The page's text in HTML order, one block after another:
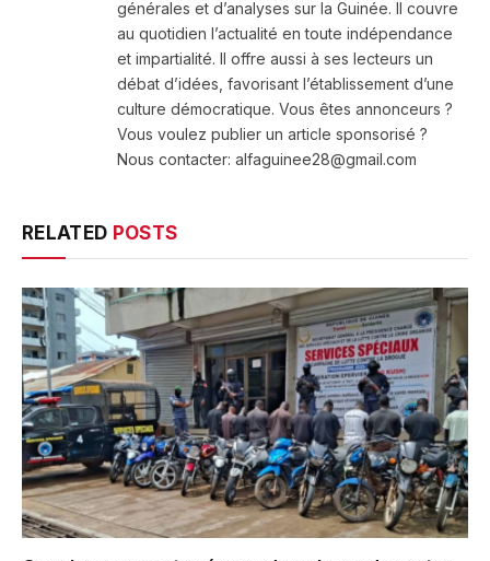
générales et d’analyses sur la Guinée. Il couvre
au quotidien l’actualité en toute indépendance
et impartialité. Il offre aussi à ses lecteurs un
débat d’idées, favorisant l’établissement d’une
culture démocratique. Vous êtes annonceurs ?
Vous voulez publier un article sponsorisé ?
Nous contacter: alfaguinee28@gmail.com
RELATED POSTS